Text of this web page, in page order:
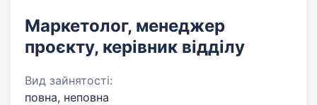
Маркетолог, менеджер
проєкту, керівник відділу
Вид зайнятості:
повна, неповна